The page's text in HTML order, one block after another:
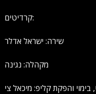
קרדיטים:
שירה: ישראל אדלר
מקהלה: נגינה
והפקת קליפ: מיכאל צי